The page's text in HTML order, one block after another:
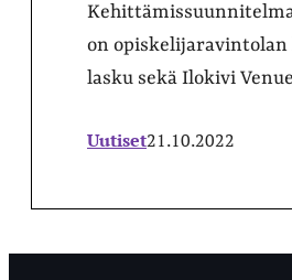
on
lasku sekä Ilokivi
Uutiset21.10.2022